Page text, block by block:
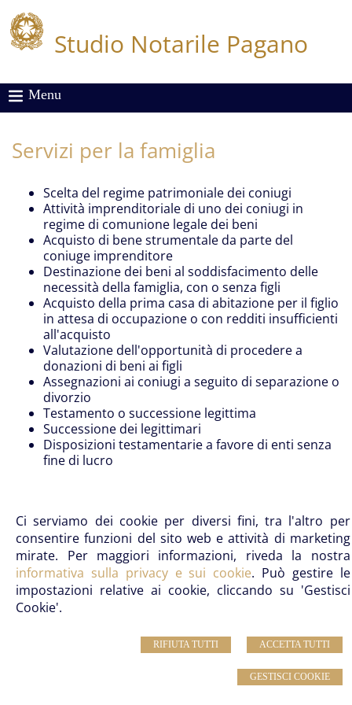
Ci serviamo dei cookie per diversi fini, tra l'altro per
consentire funzioni del sito web e attività di marketing
mirate. Per maggiori informazioni, riveda la nostra
informativa sulla privacy e sui cookie. Può gestire le
impostazioni relative ai cookie, cliccando su 'Gestisci
Cookie'.
ACCETTA TUTTI
RIFIUTA TUTTI
GESTISCI COOKIE
Studio Notarile Pagano
Menu
Servizi per la famiglia
Scelta del regime patrimoniale dei coniugi
Attività imprenditoriale di uno dei coniugi in
regime di comunione legale dei beni
Acquisto di bene strumentale da parte del
coniuge imprenditore
Destinazione dei beni al soddisfacimento delle
necessità della famiglia, con o senza figli
Acquisto della prima casa di abitazione per il figlio
in attesa di occupazione o con redditi insufficienti
all'acquisto
Valutazione dell'opportunità di procedere a
donazioni di beni ai figli
Assegnazioni ai coniugi a seguito di separazione o
divorzio
Testamento o successione legittima
Successione dei legittimari
Disposizioni testamentarie a favore di enti senza
fine di lucro
Studio Notarile Pagano
- Notaio Massimo Pagano –
Notaio Gianluca Pagano
Telefono: 0577 46980 | Email:info@notaiopagano.com
Sede:La Lizza, 10 – 53100 Siena (SI)- Sede
secondaria: Via Suor Gemma, 2, 53021 Abbadia San
Salvatore
© 2026 Copyright Studio Notarile Pagano. Tutti i diritti riservati | P.IVA
Privacy-Note legali-Cookie Policy-Gestisci Cookie-